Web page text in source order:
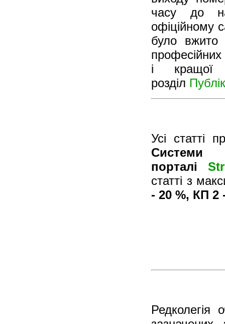
часу до
офіційному
було вжито
і кращої
розділ
Усі статті
порталі
статті з
- 20 %, КП 2
Редколегія